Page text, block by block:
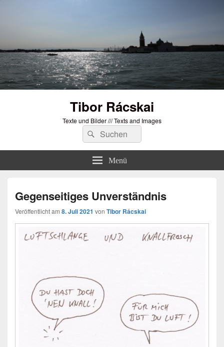
Tibor Rácskai
Texte und Bilder /// Texts and Images
Suchen
nach:
Suchen
Menü
Gegenseitiges Unverständnis
Veröffentlicht am 8. Juli 2021 von Tibor Rácskai